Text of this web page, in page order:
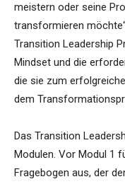
meistern oder seine
transformieren
Transition Leadership
Mindset und die
die sie zum
dem
Das Transition
Modulen. Vor Modul 1
Fragebogen aus, der